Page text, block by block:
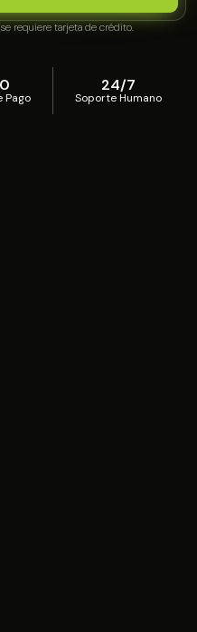
requiere tarjeta de crédito.
Pago
24/7
Soporte Humano